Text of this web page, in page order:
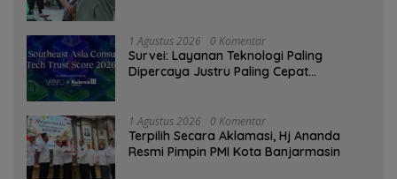
1 Agustus 2026 0 Komentar
Survei: Layanan Teknologi Paling
Dipercaya Justru Paling Cepat
1 Agustus 2026 0 Komentar
‎Terpilih Secara Aklamasi, Hj Ananda
Resmi Pimpin PMI Kota Banjarmasin